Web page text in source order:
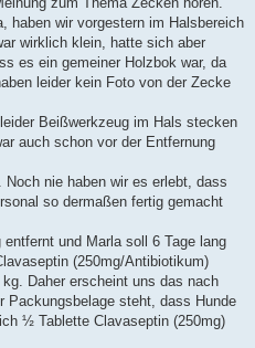
haben wir vorgestern im Halsbereich
wirklich klein, hatte sich aber
es ein gemeiner Holzbok war, da
leider kein Foto von der Zecke
Beißwerkzeug im Hals stecken
auch schon vor der Entfernung
nie haben wir es erlebt, dass
so dermaßen fertig gemacht
und Marla soll 6 Tage lang
(250mg/Antibiotikum)
Daher erscheint uns das nach
Packungsbelage steht, dass Hunde
½ Tablette Clavaseptin (250mg)